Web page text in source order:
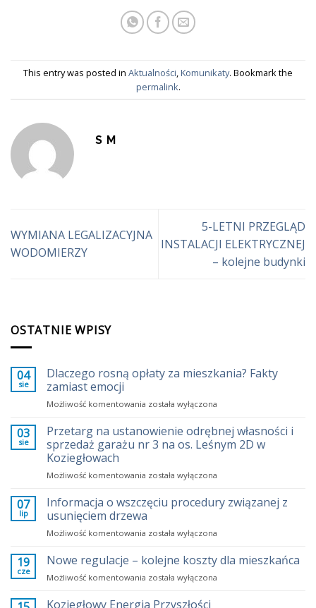
This entry was posted in Aktualności,Komunikaty. Bookmark the
permalink.
S M
WYMIANA LEGALIZACYJNA
WODOMIERZY
5-LETNI PRZEGLĄD
INSTALACJI ELEKTRYCZNEJ
– kolejne budynki
OSTATNIE WPISY
04
sie
Dlaczego rosną opłaty za mieszkania? Fakty
zamiast emocji
Możliwość komentowania Dlaczego
opłaty
za
mieszkania?
zamiast
została wyłączona
03
sie
Przetarg na ustanowienie odrębnej własności i
sprzedaż garażu nr 3 na os. Leśnym 2D w
Koziegłowach
Możliwość komentowania Przetarg
ustanowienie
odrębnej
i
garażu
3
została wyłączona
07
lip
Informacja o wszczęciu procedury związanej z
usunięciem drzewa
Możliwość komentowania Informacja
wszczęciu
procedury
związanej
usunięciem
została wyłączona
19
cze
Nowe regulacje – kolejne koszty dla mieszkańca
Możliwość komentowania Nowe
–
została wyłączona
Koziegłowy Energia Przyszłości